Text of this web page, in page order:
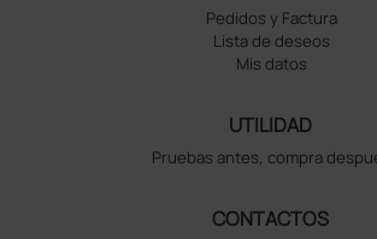
Pedidos y Factura
Lista de deseos
Mis datos
UTILIDAD
Pruebas antes, compra
CONTACTOS